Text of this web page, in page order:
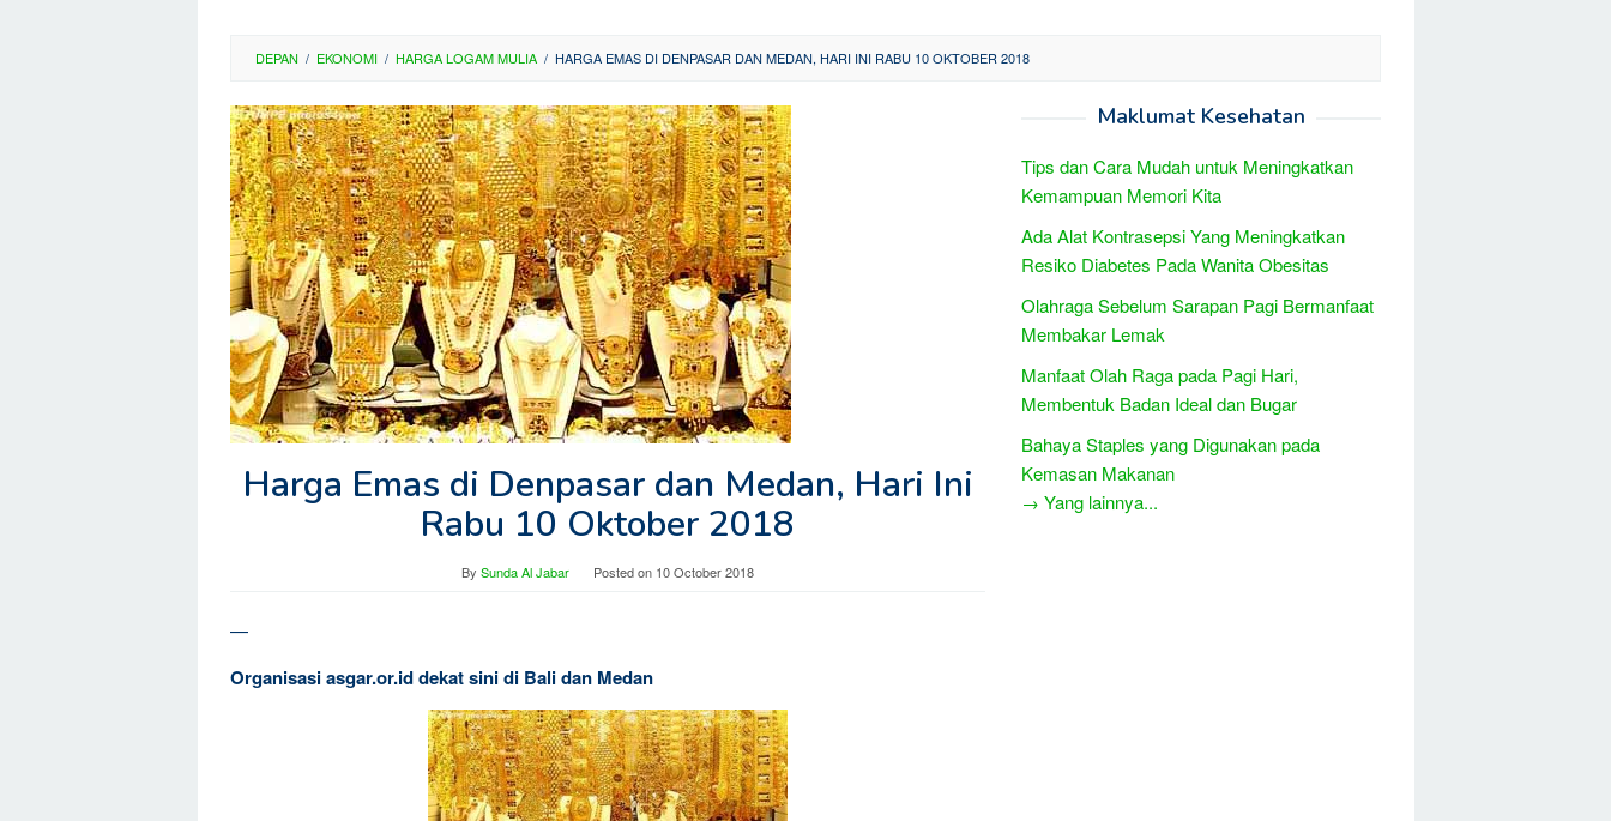
DEPAN / EKONOMI / HARGA LOGAM MULIA / HARGA EMAS DI DENPASAR DAN MEDAN, HARI INI RABU 10 OKTOBER 2018
Harga Emas di Denpasar dan Medan, Hari Ini
Rabu 10 Oktober 2018
By Sunda Al Jabar Posted on 10 October 2018
—
Organisasi asgar.or.id dekat sini di Bali dan Medan
Maklumat Kesehatan
Tips dan Cara Mudah untuk Meningkatkan
Kemampuan Memori Kita
Ada Alat Kontrasepsi Yang Meningkatkan
Resiko Diabetes Pada Wanita Obesitas
Olahraga Sebelum Sarapan Pagi Bermanfaat
Membakar Lemak
Manfaat Olah Raga pada Pagi Hari,
Membentuk Badan Ideal dan Bugar
Bahaya Staples yang Digunakan pada
Kemasan Makanan
→ Yang lainnya...